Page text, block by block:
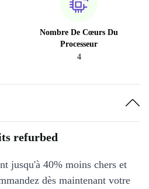
Nombre De Cœurs Du
Processeur
4
refurbed
jusqu'à 40% moins chers et
dès maintenant votre